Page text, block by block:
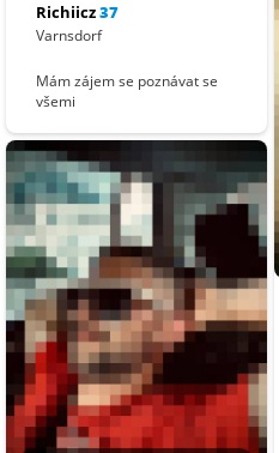
Richiicz37
Varnsdorf
Mám zájem se poznávat se
všemi